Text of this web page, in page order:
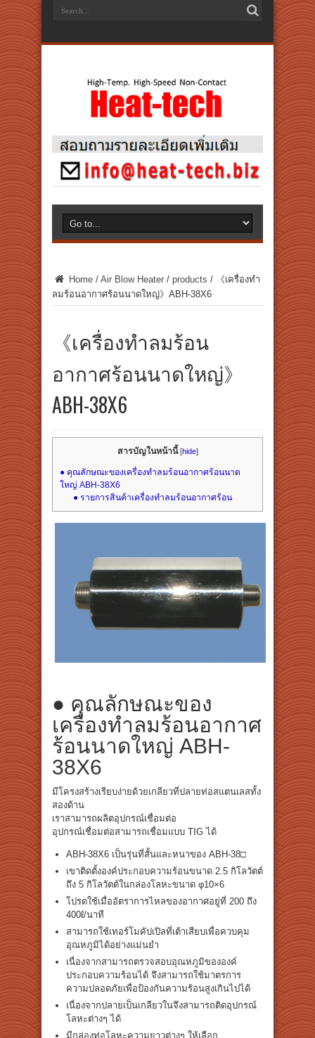
Home / Air Blow Heater / products /
《เครื่องทำ
ลมร้อนอากาศร้อนนาดใหญ่》ABH-38X6
《เครื่องทำลมร้อน
อากาศร้อนนาดใหญ่》
ABH-38X6
สารบัญในหน้านี้ [hide]
● คุณลักษณะของเครื่องทำลมร้อนอากาศร้อนนาด
ใหญ่ ABH-38X6
● รายการสินค้าเครื่องทำลมร้อนอากาศร้อน
● คุณลักษณะของ
เครื่องทำลมร้อนอากาศ
ร้อนนาดใหญ่ ABH-
38X6
มีโครงสร้างเรียบง่ายด้วยเกลียวที่ปลายท่อสแตนเลสทั้ง
สองด้าน
เราสามารถผลิตอุปกรณ์เชื่อมต่อ
อุปกรณ์เชื่อมต่อสามารถเชื่อมแบบ TIG ได้
ABH-38X6 เป็นรุ่นที่สั้นและหนาของ ABH-38□
เขาติดตั้งองค์ประกอบความร้อนขนาด 2.5 กิโลวัตต์
ถึง 5 กิโลวัตต์ในกล่องโลหะขนาด φ10×6
โปรดใช้เมื่ออัตราการไหลของอากาศอยู่ที่ 200 ถึง
400ℓ/นาที
สามารถใช้เทอร์โมคัปเปิลที่เต้าเสียบเพื่อควบคุม
อุณหภูมิได้อย่างแม่นยำ
เนื่องจากสามารถตรวจสอบอุณหภูมิขององค์
ประกอบความร้อนได้ จึงสามารถใช้มาตรการ
ความปลอดภัยเพื่อป้องกันความร้อนสูงเกินไปได้
เนื่องจากปลายเป็นเกลียวในจึงสามารถติดอุปกรณ์
โลหะต่างๆ ได้
มีกล่องท่อโลหะความยาวต่างๆ ให้เลือก